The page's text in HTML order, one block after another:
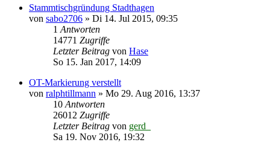
Stammtischgründung Stadthagen
von sabo2706 » Di 14. Jul 2015, 09:35
1 Antworten
14771 Zugriffe
Letzter Beitrag von Hase
So 15. Jan 2017, 14:09
OT-Markierung verstellt
von ralphtillmann » Mo 29. Aug 2016, 13:37
10 Antworten
26012 Zugriffe
Letzter Beitrag von gerd_
Sa 19. Nov 2016, 19:32